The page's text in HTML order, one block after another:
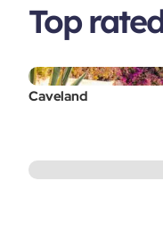
Top
Caveland